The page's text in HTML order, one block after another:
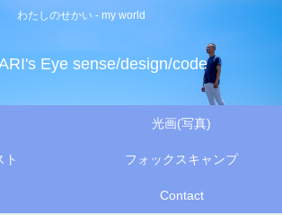
わたしのせかい - my world
Eye sense/design/code
光画(写真)
ト フォックスキャンプ
Contact